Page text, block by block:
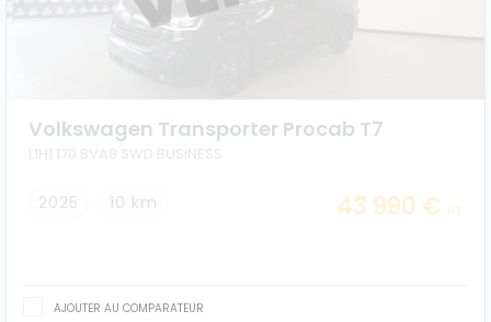
Citroën
Ford
Volkswagen Transporter Procab T7
L1H1 170 BVA8 SWD BUSINESS
2025 10 km 43 990 € HT
AJOUTER AU COMPARATEUR